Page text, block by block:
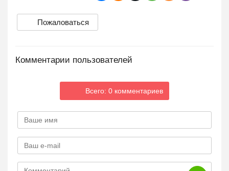
Пожаловаться
Комментарии пользователей
Всего: 0 комментариев